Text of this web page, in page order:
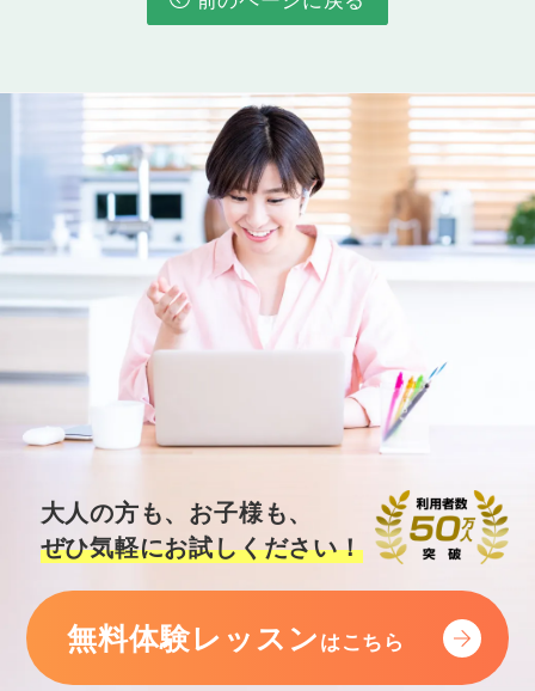
「洋服」をテーマに語彙・フレーズを学習
し、それらを使って講師と会話の練習を行い
ます。
Lesson 34
買い物２
「買い物」をテーマに語彙・フレーズを学習
し、それらを使って講師と会話の練習を行い
ます。
Lesson 35
本
「本」をテーマに語彙・フレーズを学習し、
それらを使って講師と会話の練習を行いま
す。
動物１
「動物」をテーマに語彙・フレーズを学習
し、それらを使って講師と会話の練習を行い
Lesson 37
交通手段１
「交通手段」をテーマに語彙・フレーズを学
大人の方も、お子様も、
ぜひ気軽にお試しください！
無料体験レッスンはこちら